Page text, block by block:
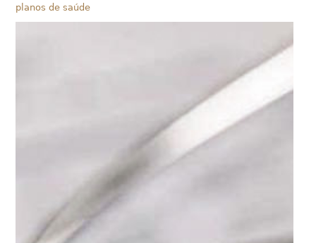
planos de saúde